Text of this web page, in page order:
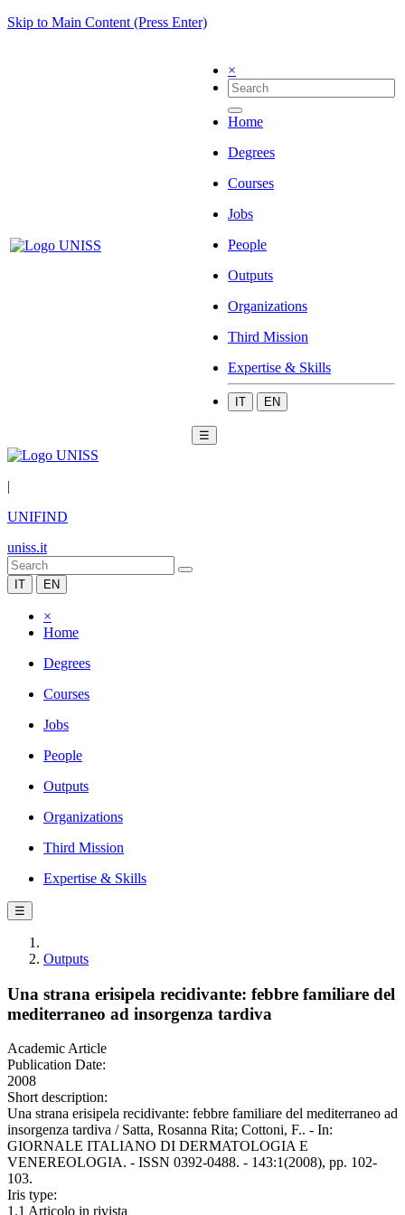
Skip to Main Content (Press Enter)
×
Home
Degrees
Courses
Jobs
People
Outputs
Organizations
Third Mission
Expertise & Skills
IT EN
☰
|
UNIFIND
uniss.it
IT EN
×
Home
Degrees
Courses
Jobs
People
Outputs
Organizations
Third Mission
Expertise & Skills
☰
Outputs
Una strana erisipela recidivante: febbre familiare del
mediterraneo ad insorgenza tardiva
Academic Article
Publication Date:
2008
Short description:
Una strana erisipela recidivante: febbre familiare del mediterraneo ad
insorgenza tardiva / Satta, Rosanna Rita; Cottoni, F.. - In:
GIORNALE ITALIANO DI DERMATOLOGIA E
VENEREOLOGIA. - ISSN 0392-0488. - 143:1(2008), pp. 102-
103.
Iris type:
1.1 Articolo in rivista